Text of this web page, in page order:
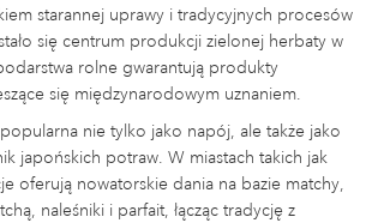
starannej uprawy i tradycyjnych procesów
się centrum produkcji zielonej herbaty w
rolne gwarantują produkty
się międzynarodowym uznaniem.
nie tylko jako napój, ale także jako
japońskich potraw. W miastach takich jak
oferują nowatorskie dania na bazie matchy,
naleśniki i parfait, łącząc tradycję z